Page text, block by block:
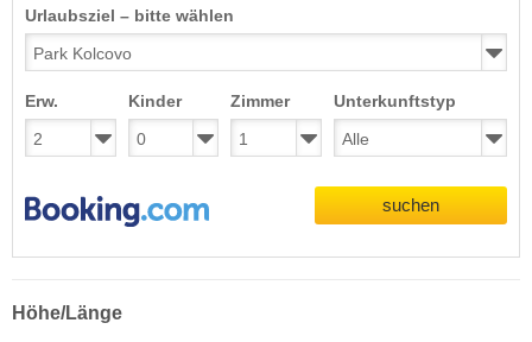
Urlaubsziel – bitte wählen
Erw. Kinder Zimmer Unterkunftstyp
suchen
Höhe/Länge